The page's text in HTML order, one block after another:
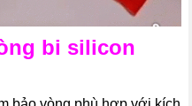
bi silicon